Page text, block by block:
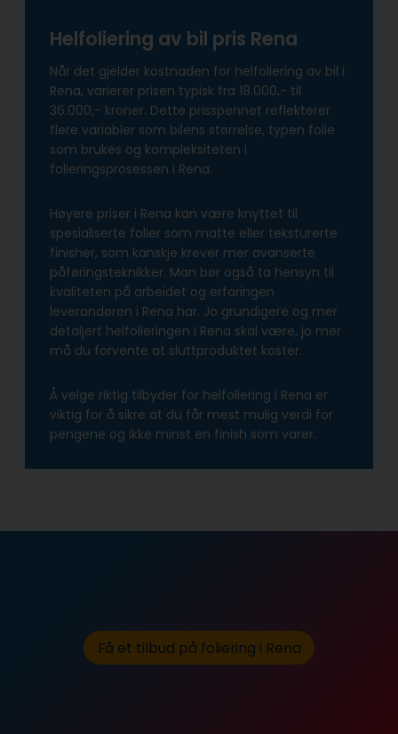
Helfoliering av bil pris Rena
Når det gjelder kostnaden for helfoliering av bil i
Rena, varierer prisen typisk fra 18.000,- til
36.000,- kroner. Dette prisspennet reflekterer
flere variabler som bilens størrelse, typen folie
som brukes og kompleksiteten i
folieringsprosessen i Rena.
Høyere priser i Rena kan være knyttet til
spesialiserte folier som matte eller teksturerte
finisher, som kanskje krever mer avanserte
påføringsteknikker. Man bør også ta hensyn til
kvaliteten på arbeidet og erfaringen
leverandøren i Rena har. Jo grundigere og mer
detaljert helfolieringen i Rena skal være, jo mer
må du forvente at sluttproduktet koster.
Å velge riktig tilbyder for helfoliering i Rena er
viktig for å sikre at du får mest mulig verdi for
pengene og ikke minst en finish som varer.
Få et tilbud på foliering i Rena